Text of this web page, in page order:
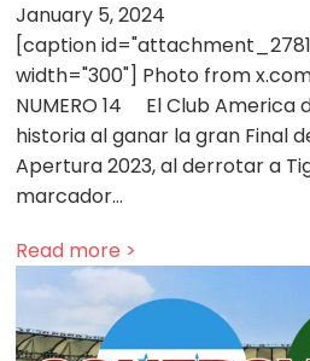
January 5, 2024
[caption
width="300"] Photo from
NUMERO 14 El Club America
historia al ganar la gran Final
Apertura 2023, al derrotar a
marcador…
Read more >